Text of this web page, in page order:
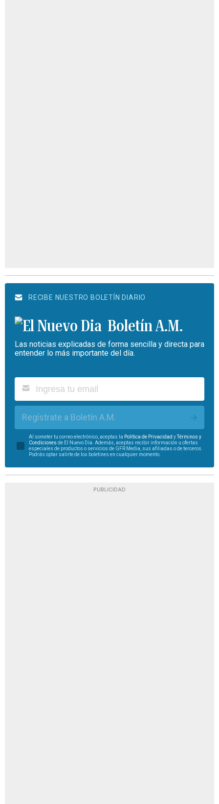
RECIBE NUESTRO BOLETÍN DIARIO
Boletín A.M.
Las noticias explicadas de forma sencilla y directa para
entender lo más importante del día.
Regístrate a Boletín A.M.
Al someter tu correo electrónico, aceptas la Política de Privacidad yTérminos y
Condiciones de El Nuevo Día. Además, aceptas recibir información u ofertas
especiales de productos o servicios de GFR Media, sus afiliadas o de terceros.
Podrás optar salirte de los boletines en cualquier momento.
PUBLICIDAD